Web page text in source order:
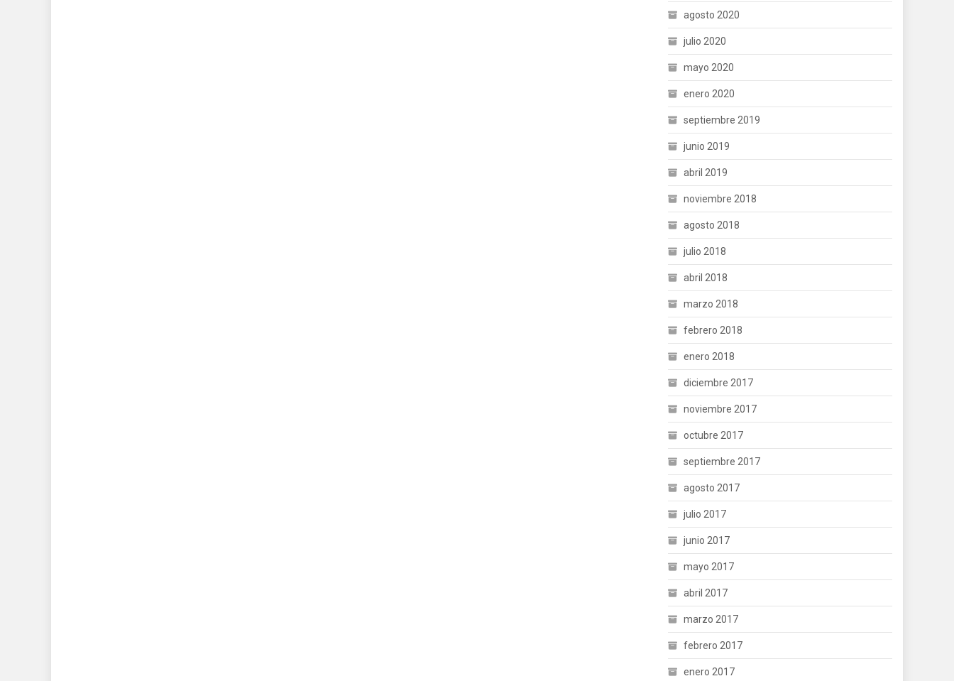
agosto 2020
julio 2020
mayo 2020
enero 2020
septiembre 2019
junio 2019
abril 2019
noviembre 2018
agosto 2018
julio 2018
abril 2018
marzo 2018
febrero 2018
enero 2018
diciembre 2017
noviembre 2017
octubre 2017
septiembre 2017
agosto 2017
julio 2017
junio 2017
mayo 2017
abril 2017
marzo 2017
febrero 2017
enero 2017